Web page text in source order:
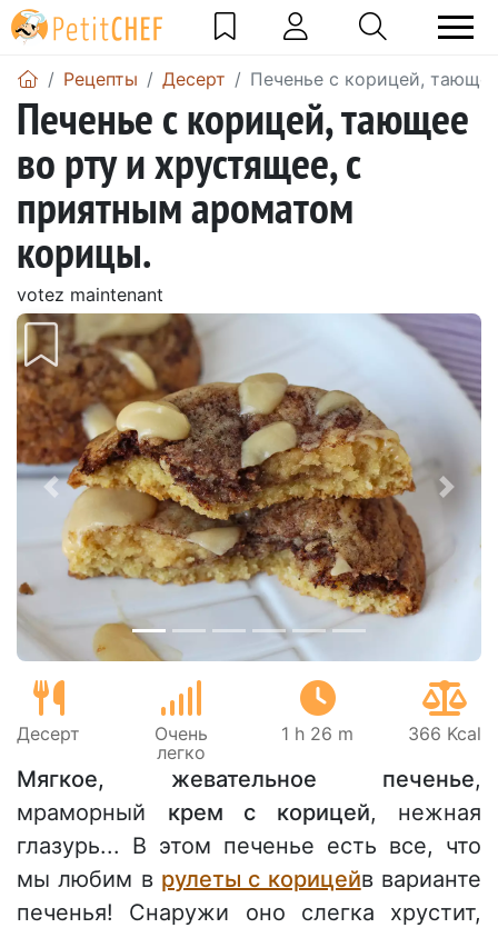
Pецепты Десерт Печенье с корицей,
Печенье с корицей, тающее
во рту и хрустящее, с
приятным ароматом
корицы.
votez maintenant
Предыдущий
Десерт
Очень
легко
1 h 26 m 366 Kcal
Мягкое, жевательное печенье,
мраморный крем с корицей, нежная
глазурь... В этом печенье есть все, что
мы любим в рулеты с корицейв варианте
печенья! Снаружи оно слегка хрустит,